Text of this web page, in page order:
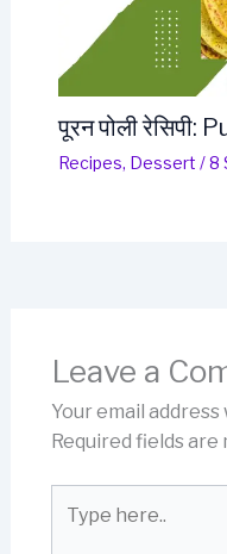
पूरन पोली
Recipes, Dessert /8
Leave a
Your email
Required fields are
here..